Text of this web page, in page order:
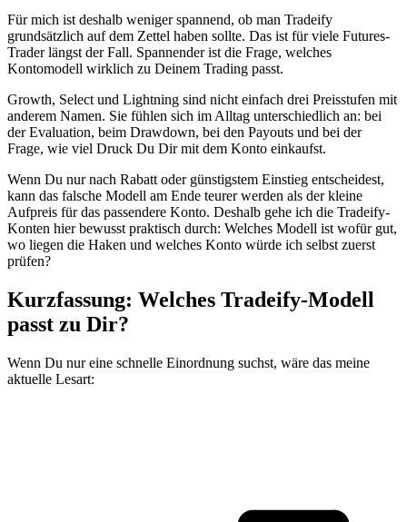
Für mich ist deshalb weniger spannend, ob man Tradeify
grundsätzlich auf dem Zettel haben sollte. Das ist für viele Futures-
Trader längst der Fall. Spannender ist die Frage, welches
Kontomodell wirklich zu Deinem Trading passt.
Growth, Select und Lightning sind nicht einfach drei Preisstufen mit
anderem Namen. Sie fühlen sich im Alltag unterschiedlich an: bei
der Evaluation, beim Drawdown, bei den Payouts und bei der
Frage, wie viel Druck Du Dir mit dem Konto einkaufst.
Wenn Du nur nach Rabatt oder günstigstem Einstieg entscheidest,
kann das falsche Modell am Ende teurer werden als der kleine
Aufpreis für das passendere Konto. Deshalb gehe ich die Tradeify-
Konten hier bewusst praktisch durch: Welches Modell ist wofür gut,
wo liegen die Haken und welches Konto würde ich selbst zuerst
prüfen?
Kurzfassung: Welches Tradeify-Modell
passt zu Dir?
Wenn Du nur eine schnelle Einordnung suchst, wäre das meine
aktuelle Lesart: